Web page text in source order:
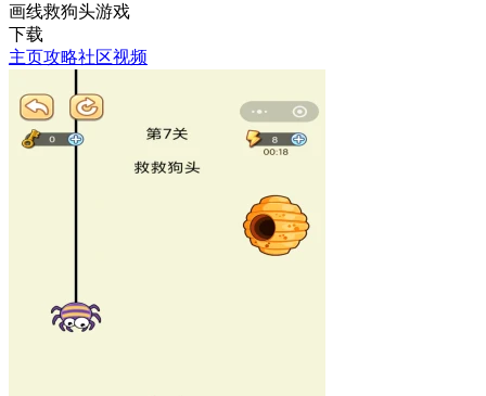
画线救狗头游戏
下载
主页攻略社区视频